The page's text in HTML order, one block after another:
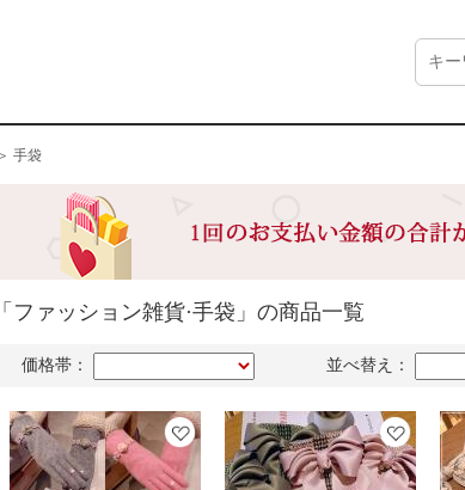
手袋
「ファッション雑貨·手袋」の商品一覧
価格帯： 並べ替え：